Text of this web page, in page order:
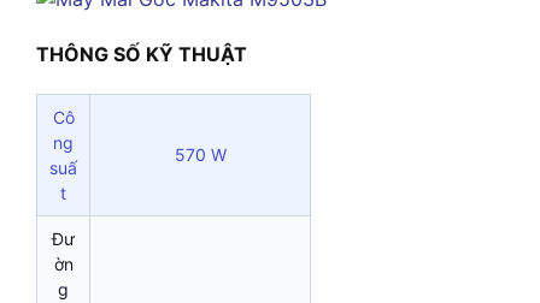
THÔNG SỐ KỸ THUẬT
Cô
ng
suấ
t
570 W
Đư
ờn
g